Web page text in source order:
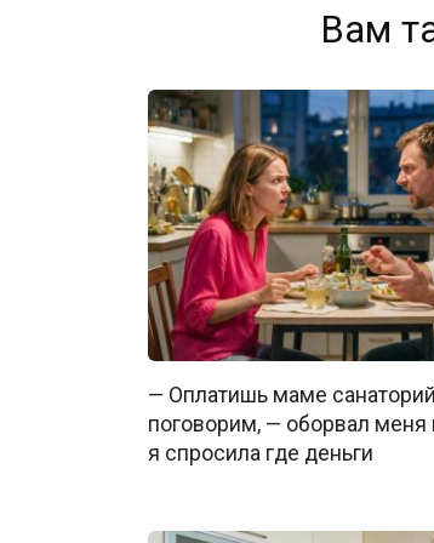
Вам
— Оплатишь маме
поговорим, — оборвал меня
я спросила где деньги